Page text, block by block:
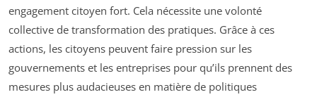
engagement citoyen fort. Cela nécessite une volonté
collective de transformation des pratiques. Grâce à ces
actions, les citoyens peuvent faire pression sur les
gouvernements et les entreprises pour qu’ils prennent des
mesures plus audacieuses en matière de politiques